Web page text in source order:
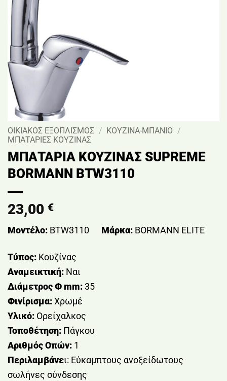
ΟΙΚΙΑΚΟΣ ΕΞΟΠΛΙΣΜΟΣ / ΚΟΥΖΙΝΑ-ΜΠΑΝΙΟ /
ΜΠΑΤΑΡΙΕΣ ΚΟΥΖΙΝΑΣ
ΜΠΑΤΑΡΙΑ ΚΟΥΖΙΝΑΣ SUPREME
BORMANN BTW3110
23,00 €
Μοντέλο: BTW3110 Μάρκα: BORMANN ELITE
Τύπος: Κουζίνας
Αναμεικτική: Ναι
ΔιάμετροςΦ mm:35
Φινίρισμα:Χρωμέ
Υλικό: Ορείχαλκος
Τοποθέτηση: Πάγκου
Αριθμός Οπών: 1
Περιλαμβάνει: Εύκαμπτους ανοξείδωτους
σωλήνες σύνδεσης